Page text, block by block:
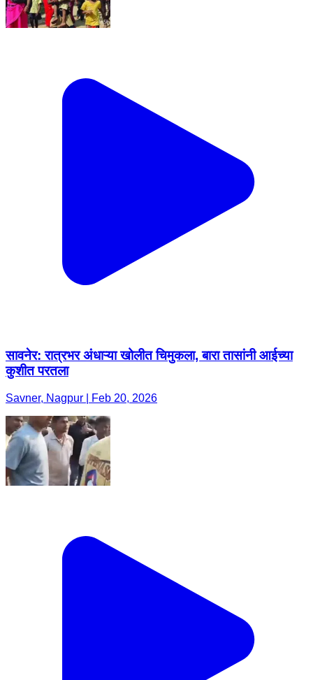
सावनेर: रात्रभर अंधाऱ्या खोलीत चिमुकला, बारा तासांनी आईच्या
कुशीत परतला
Savner, Nagpur | Feb 20, 2026